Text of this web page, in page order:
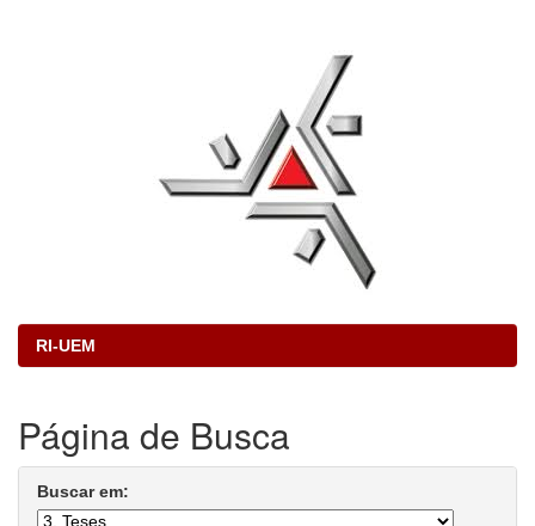
RI-UEM
Página de Busca
Buscar em: